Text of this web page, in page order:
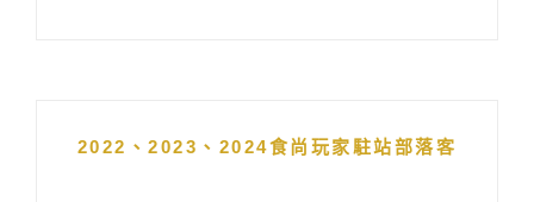
2022、2023、2024食尚玩家駐站部落客